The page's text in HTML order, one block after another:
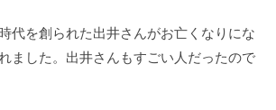
代を創られた出井さんがお亡くなりにな
ました。出井さんもすごい人だったので